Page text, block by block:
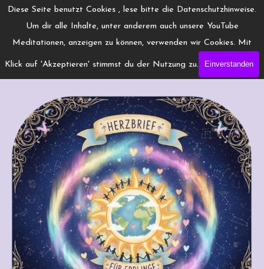
Diese Seite benutzt Cookies , lese bitte die Datenschutzhinweise.
Um dir alle Inhalte, unter anderem auch unsere YouTube
Meditationen, anzeigen zu können, verwenden wir Cookies. Mit
Klick auf 'Akzeptieren' stimmst du der Nutzung zu. Einverstanden
Direkt zum Seiteninhalt
www.Engelchanneling.de
Menü überspringen
Anmeldung Herzbrief